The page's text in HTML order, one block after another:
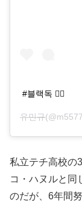
#블랙독 👍🏿
유민규
私立テチ高校の
コ・ハヌルと同
のだが、6年間